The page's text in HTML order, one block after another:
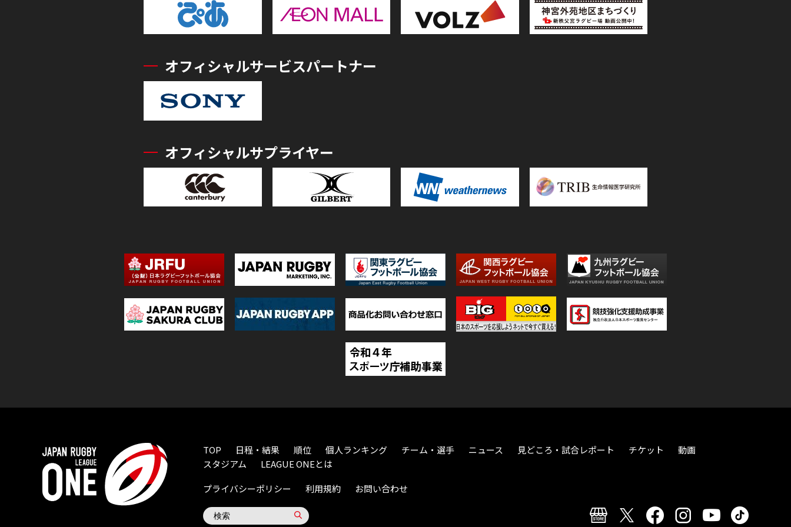
オフィシャルサービスパートナー
オフィシャルサプライヤー
TOP 日程・結果 順位 個人ランキング チーム・選手 ニュース 見どころ・試合レポート チケット
動画
スタジアム
LEAGUE ONEとは
プライバシーポリシー
利用規約 お問い合わせ